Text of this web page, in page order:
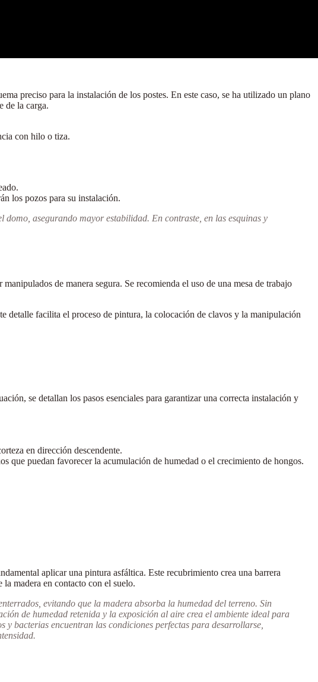
preciso para la instalación de los postes. En este caso, se ha utilizado un plano
de la carga.
con hilo o tiza.
los pozos para su instalación.
domo, asegurando mayor estabilidad. En contraste, en las esquinas y
de manera segura. Se recomienda el uso de una mesa de trabajo
detalle facilita el proceso de pintura, la colocación de clavos y la manipulación
se detallan los pasos esenciales para garantizar una correcta instalación y
en dirección descendente.
que puedan favorecer la acumulación de humedad o el crecimiento de hongos.
aplicar una pintura asfáltica. Este recubrimiento crea una barrera
madera en contacto con el suelo.
evitando que la madera absorba la humedad del terreno. Sin
de humedad retenida y la exposición al aire crea el ambiente ideal para
bacterias encuentran las condiciones perfectas para desarrollarse,